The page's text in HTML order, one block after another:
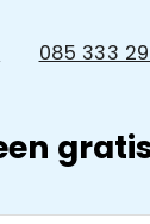
085 333